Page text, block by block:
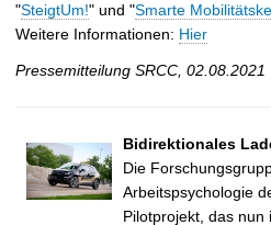
"SteigtUm!" und "Smarte
Weitere Informationen: Hier
Pressemitteilung SRCC, 02.08.2021
Bidirektionales
Die
Arbeitspsychologie
Pilotprojekt, das nun